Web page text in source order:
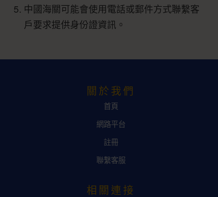
中國海關可能會使用電話或郵件方式聯繫客
戶要求提供身份證資訊。
關於我們
首頁
網路平台
註冊
聯繫客服
相關連接